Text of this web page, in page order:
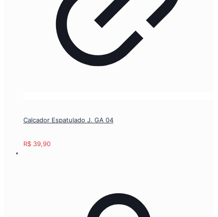
Calcador Espatulado J. GA 04
R$ 39,90